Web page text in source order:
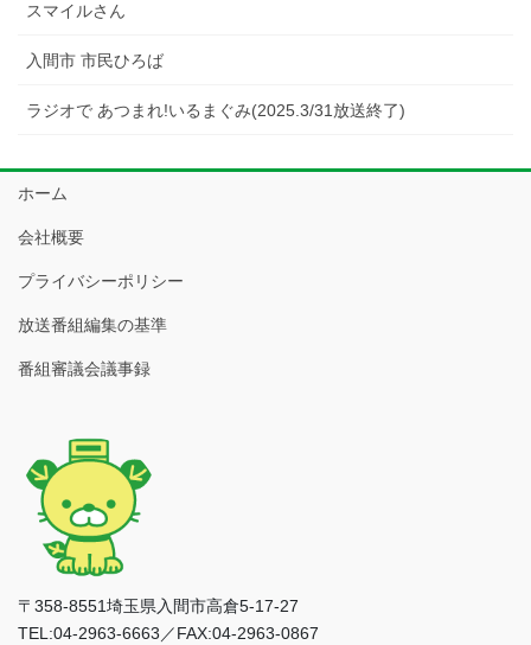
スマイルさん
入間市 市民ひろば
ラジオで あつまれ!いるまぐみ(2025.3/31放送終了)
ホーム
会社概要
プライバシーポリシー
放送番組編集の基準
番組審議会議事録
〒358-8551埼玉県入間市高倉5-17-27
TEL:04-2963-6663／FAX:04-2963-0867